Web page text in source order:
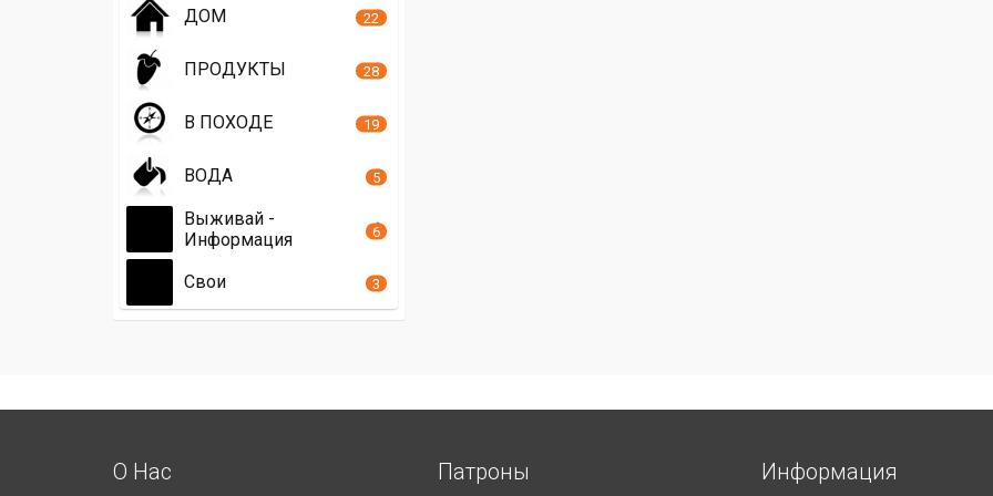
ДОМ 22
ПРОДУКТЫ 28
В ПОХОДЕ 19
ВОДА 5
Выживай -
Информация
6
Свои 3
О Нас Патроны Информация